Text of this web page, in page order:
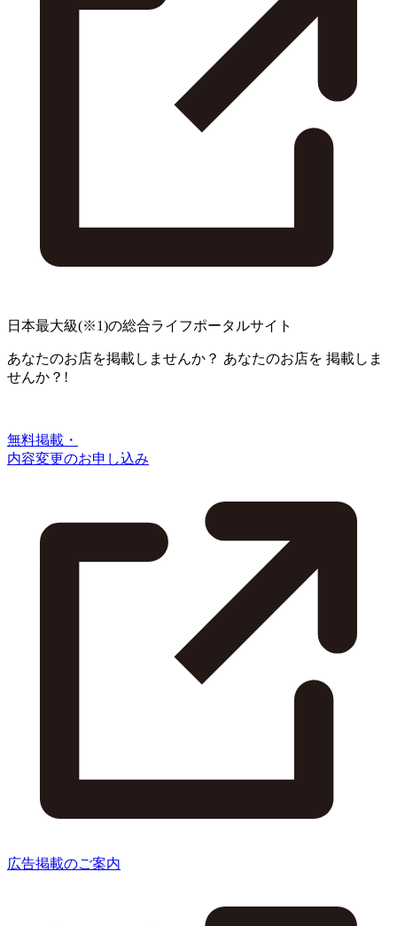
日本最大級(※1)の総合ライフポータルサイト
あなたのお店を掲載しませんか？ あなたのお店を 掲載しま
せんか？!
無料掲載・
内容変更のお申し込み
広告掲載のご案内